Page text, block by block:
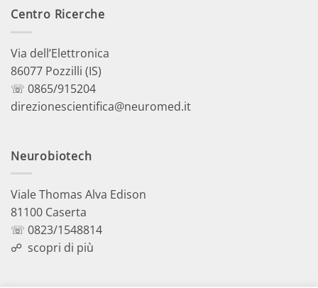
Centro Ricerche
Via dell’Elettronica
86077 Pozzilli (IS)
☏ 0865/915204
direzionescientifica@neuromed.it
Neurobiotech
Viale Thomas Alva Edison
81100 Caserta
☏ 0823/1548814
☍ scopri di più